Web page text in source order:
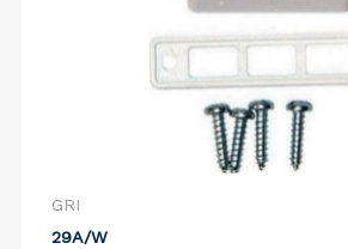
GRI
29A/W